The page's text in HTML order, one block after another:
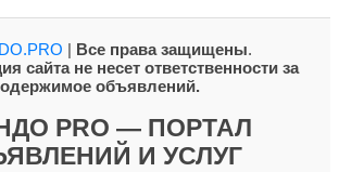
| Все права защищены.
сайта не несет ответственности за
объявлений.
PRO — ПОРТАЛ
И УСЛУГ